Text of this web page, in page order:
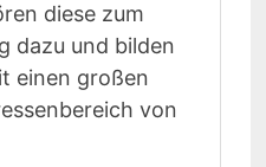
diese zum
dazu und bilden
einen großen
von